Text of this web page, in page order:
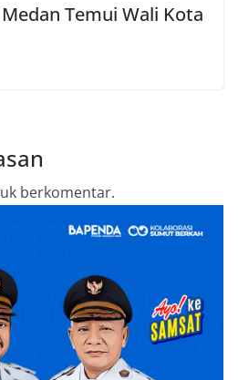
Temui Wali Kota
berkomentar.